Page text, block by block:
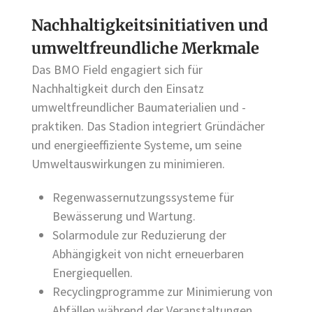
Nachhaltigkeitsinitiativen und
umweltfreundliche Merkmale
Das BMO Field engagiert sich für
Nachhaltigkeit durch den Einsatz
umweltfreundlicher Baumaterialien und -
praktiken. Das Stadion integriert Gründächer
und energieeffiziente Systeme, um seine
Umweltauswirkungen zu minimieren.
Regenwassernutzungssysteme für
Bewässerung und Wartung.
Solarmodule zur Reduzierung der
Abhängigkeit von nicht erneuerbaren
Energiequellen.
Recyclingprogramme zur Minimierung von